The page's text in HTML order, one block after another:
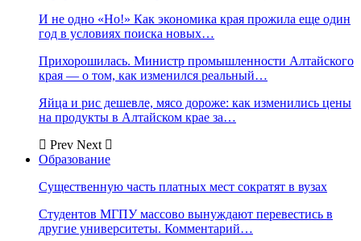
И не одно «Но!» Как экономика края прожила еще один
год в условиях поиска новых…
Прихорошилась. Министр промышленности Алтайского
края — о том, как изменился реальный…
Яйца и рис дешевле, мясо дороже: как изменились цены
на продукты в Алтайском крае за…
Prev Next
Образование
Существенную часть платных мест сократят в вузах
Студентов МГПУ массово вынуждают перевестись в
другие университеты. Комментарий…